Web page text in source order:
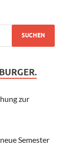
zur
Semester